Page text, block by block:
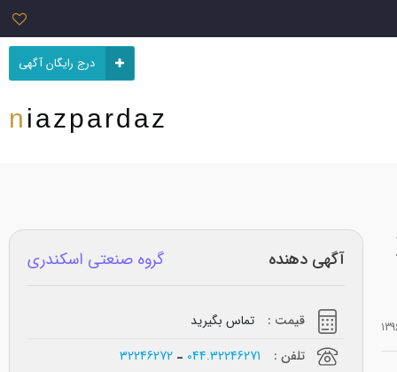
درج رایگان آگهی
niazpardaz
آگهی دهنده گروه صنعتی اسکندری
قیمت :
تماس بگیرید
تلفن :
044.32246271
32246272